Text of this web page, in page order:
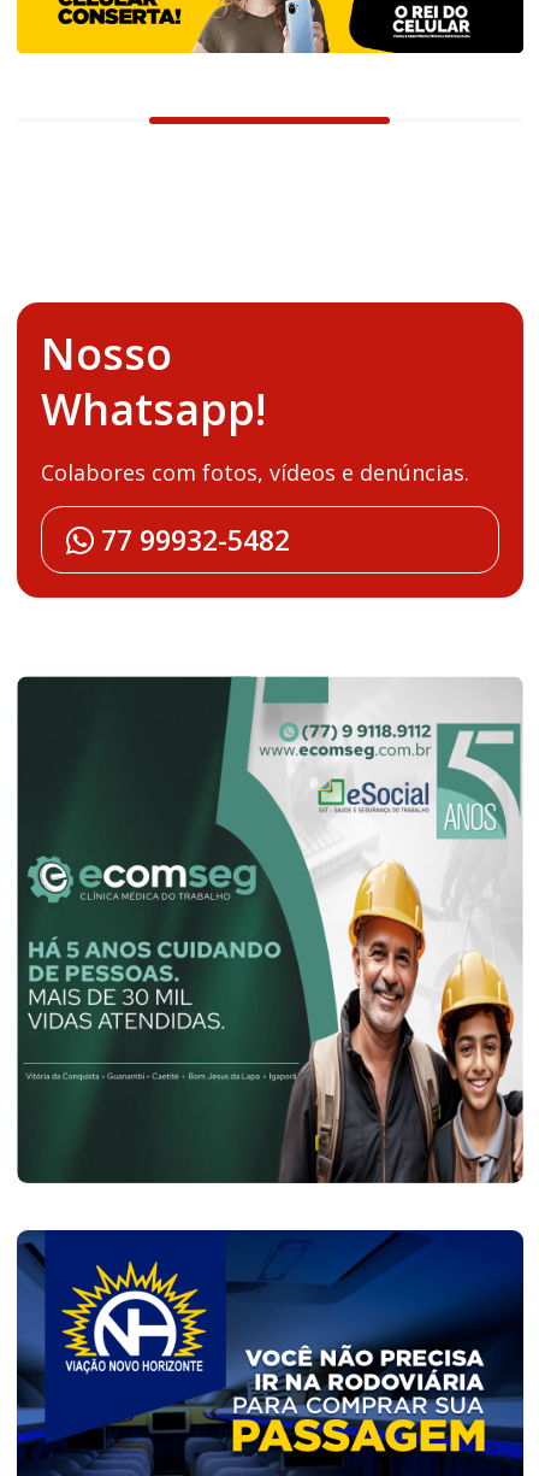
Nosso
Whatsapp!
Colabores com fotos, vídeos e denúncias.
77 99932-5482